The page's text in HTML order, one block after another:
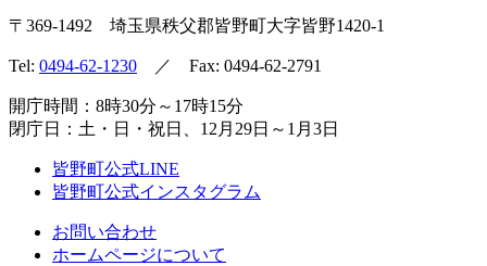
〒369-1492 埼玉県秩父郡皆野町大字皆野1420-1
Tel: 0494-62-1230 ／ Fax: 0494-62-2791
開庁時間：8時30分～17時15分
閉庁日：土・日・祝日、12月29日～1月3日
皆野町公式LINE
皆野町公式インスタグラム
お問い合わせ
ホームページについて